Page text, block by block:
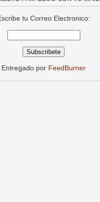
tu Correo Electronico:
Entregado por FeedBurner